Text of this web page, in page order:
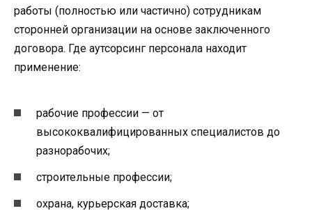
работы (полностью или частично) сотрудникам
сторонней организации на основе заключенного
договора. Где аутсорсинг персонала находит
применение:
рабочие профессии — от
высококвалифицированных специалистов до
разнорабочих;
строительные профессии;
охрана, курьерская доставка;